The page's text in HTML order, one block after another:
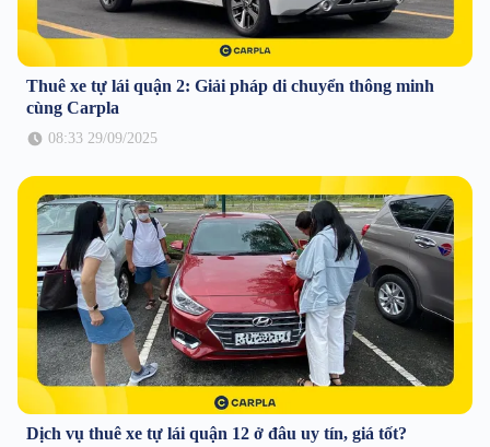
Thuê xe tự lái quận 2: Giải pháp di chuyển thông minh
cùng Carpla
08:33 29/09/2025
Dịch vụ thuê xe tự lái quận 12 ở đâu uy tín, giá tốt?